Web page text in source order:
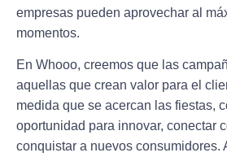
empresas pueden aprovechar al
momentos.
En Whooo, creemos que las
aquellas que crean valor para el
medida que se acercan las fiestas,
oportunidad para innovar, conectar
conquistar a nuevos consumidores.